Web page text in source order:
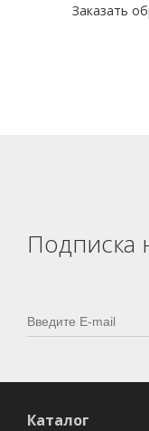
Заказать
Подписка
Каталог